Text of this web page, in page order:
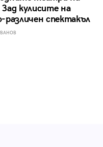
кулисите на
различен спектакъл